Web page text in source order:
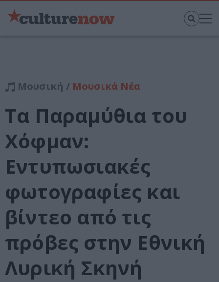
Μουσική / Μουσικά Νέα
Τα Παραμύθια του
Χόφμαν:
Εντυπωσιακές
φωτογραφίες και
βίντεο από τις
πρόβες στην Εθνική
Λυρική Σκηνή